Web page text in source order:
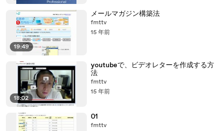
19:49
メールマガジン構築法
fmttv
15 年前
18:02
youtubeで、ビデオレターを作成する方
法
fmttv
15 年前
01
fmttv